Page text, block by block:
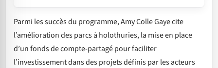
Parmi les succès du programme, Amy Colle Gaye cite
l’amélioration des parcs à holothuries, la mise en place
d’un fonds de compte-partagé pour faciliter
l’investissement dans des projets définis par les acteurs